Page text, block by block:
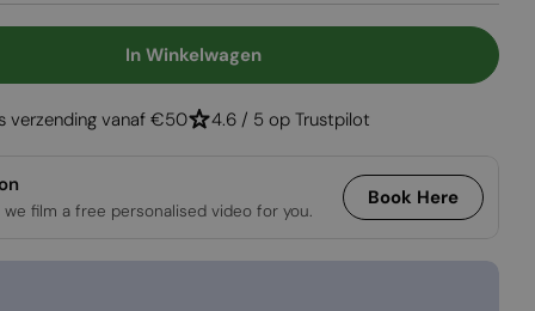
Open media 2
Cassette 1000 Projects - Multicolor
Voor Optimyst Cassette 1000 Projects -
In Winkelwagen
verzending vanaf €50 4.6 / 5 op Trustpilot
film a free personalised video for you.
Book Here